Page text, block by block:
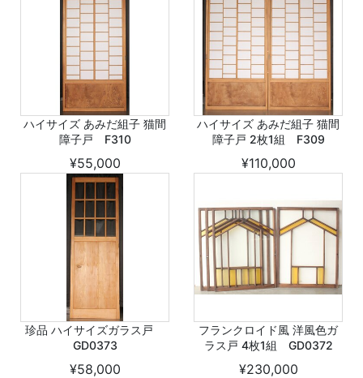
ハイサイズ あみだ組子 猫間
障子戸 F310
¥55,000
ハイサイズ あみだ組子 猫間
障子戸 2枚1組 F309
¥110,000
珍品 ハイサイズガラス戸
GD0373
¥58,000
フランクロイド風 洋風色ガ
ラス戸 4枚1組 GD0372
¥230,000